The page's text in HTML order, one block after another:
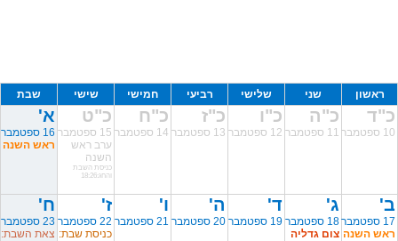
ראשון שני שלישי רביעי חמישי שישי שבת
כ"ד
10 ספטמבר
כ"ה
11 ספטמבר
כ"ו
12 ספטמבר
כ"ז
13 ספטמבר
כ"ח
14 ספטמבר
כ"ט
15 ספטמבר
ערב ראש
השנה
כניסת השבת
והחג:18:26
א'
16 ספטמבר
ראש השנה
ב'
17 ספטמבר
ראש השנה
ג'
18 ספטמבר
צום גדליה
ד'
19 ספטמבר
ה'
20 ספטמבר
ו'
21 ספטמבר
ז'
22 ספטמבר
כניסת שבת:
ח'
23 ספטמבר
צאת השבת: